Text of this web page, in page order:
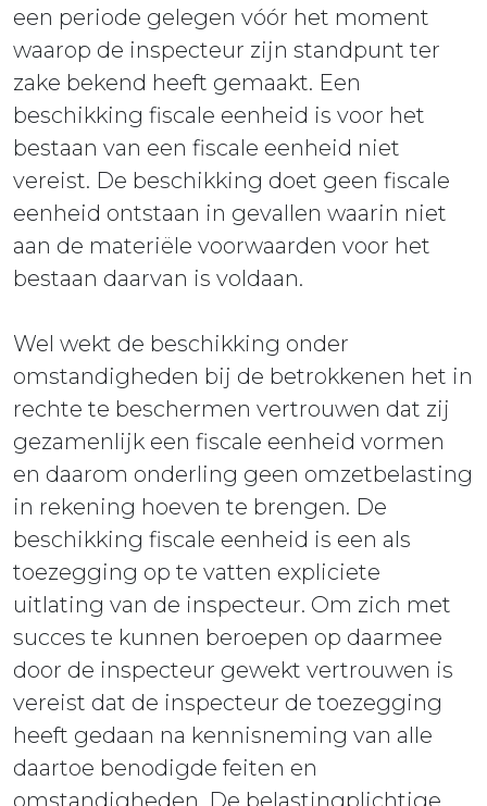
een periode gelegen vóór het moment
waarop de inspecteur zijn standpunt ter
zake bekend heeft gemaakt. Een
beschikking fiscale eenheid is voor het
bestaan van een fiscale eenheid niet
vereist. De beschikking doet geen fiscale
eenheid ontstaan in gevallen waarin niet
aan de materiële voorwaarden voor het
bestaan daarvan is voldaan.
Wel wekt de beschikking onder
omstandigheden bij de betrokkenen het in
rechte te beschermen vertrouwen dat zij
gezamenlijk een fiscale eenheid vormen
en daarom onderling geen omzetbelasting
in rekening hoeven te brengen. De
beschikking fiscale eenheid is een als
toezegging op te vatten expliciete
uitlating van de inspecteur. Om zich met
succes te kunnen beroepen op daarmee
door de inspecteur gewekt vertrouwen is
vereist dat de inspecteur de toezegging
heeft gedaan na kennisneming van alle
daartoe benodigde feiten en
omstandigheden. De belastingplichtige,